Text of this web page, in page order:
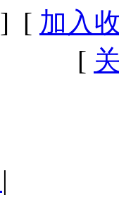
] [ 加入
[
|